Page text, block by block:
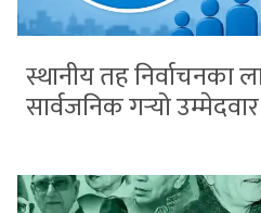
स्थानीय तह निर्वाचनका
सार्वजनिक गर्‍यो